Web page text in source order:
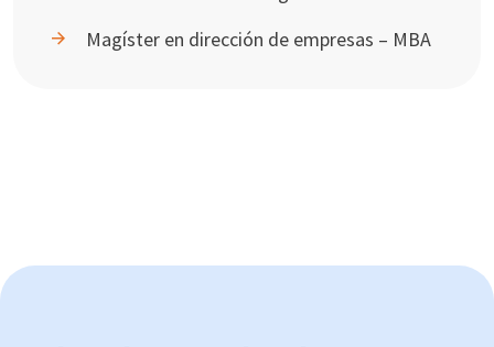
Magíster en dirección de empresas – MBA